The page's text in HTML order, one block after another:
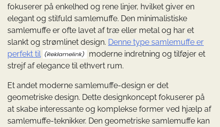
fokuserer på enkelhed og rene linjer, hvilket giver en
elegant og stilfuld samlemuffe. Den minimalistiske
samlemuffe er ofte lavet af træ eller metal og har et
slankt og strømlinet design. Denne type samlemuffe er
perfekt til
moderne indretning og tilføjer et
strejf af elegance til ethvert rum.
Et andet moderne samlemuffe-design er det
geometriske design. Dette designkoncept fokuserer på
at skabe interessante og komplekse former ved hjælp af
samlemuffe-teknikker. Den geometriske samlemuffe kan